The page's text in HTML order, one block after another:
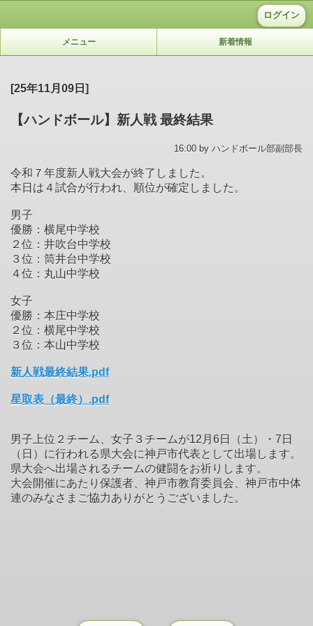
ログイン
メニュー 新着情報
[25年11月09日]
【ハンドボール】新人戦 最終結果
16:00 by ハンドボール部副部長
令和７年度新人戦大会が終了しました。
本日は４試合が行われ、順位が確定しました。
男子
優勝：横尾中学校
２位：井吹台中学校
３位：筒井台中学校
４位：丸山中学校
女子
優勝：本庄中学校
２位：横尾中学校
３位：本山中学校
新人戦最終結果.pdf
星取表（最終）.pdf
男子上位２チーム、女子３チームが12月6日（土）・7日
（日）に行われる県大会に神戸市代表として出場します。
県大会へ出場されるチームの健闘をお祈りします。
大会開催にあたり保護者、神戸市教育委員会、神戸市中体
連のみなさまご協力ありがとうございました。